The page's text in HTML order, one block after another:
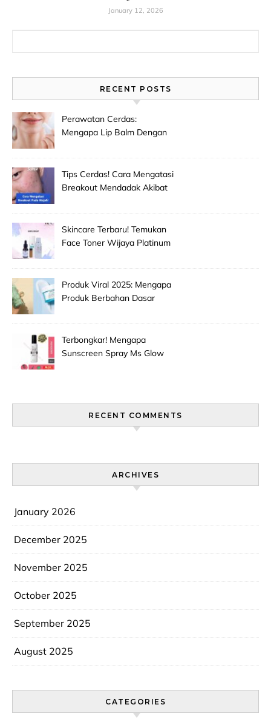
January 12, 2026
RECENT POSTS
Perawatan Cerdas:
Mengapa Lip Balm Dengan
Kering!
Tips Cerdas! Cara Mengatasi
Breakout Mendadak Akibat
Skincare Terbaru! Temukan
Face Toner Wijaya Platinum
Efektif!
Produk Viral 2025: Mengapa
Produk Berbahan Dasar
Terbongkar! Mengapa
Sunscreen Spray Ms Glow
RECENT COMMENTS
ARCHIVES
January 2026
December 2025
November 2025
October 2025
September 2025
August 2025
CATEGORIES